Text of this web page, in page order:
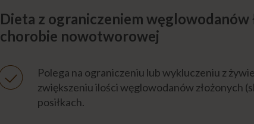
Dieta z ograniczeniem
chorobie nowotworowej
Polega na ograniczeniu lub wykluczeniu z
zwiększeniu ilości węglowodanów złożonych
posiłkach.